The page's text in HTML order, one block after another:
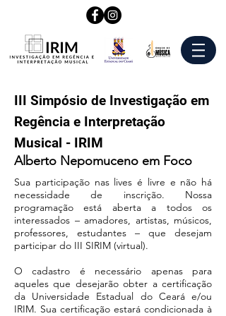
Sua participação nas lives é livre e não há
necessidade de inscrição. Nossa
programação está aberta a todos os
interessados – amadores, artistas, músicos,
professores, estudantes – que desejam
participar do III SIRIM (virtual).
O cadastro é necessário apenas para
aqueles que desejarão obter a certificação
da Universidade Estadual do Ceará e/ou
IRIM. Sua certificação estará condicionada à
III Simpósio de Investigação em
Regência e Interpretação
Musical - IRIM
Alberto Nepomuceno em Foco